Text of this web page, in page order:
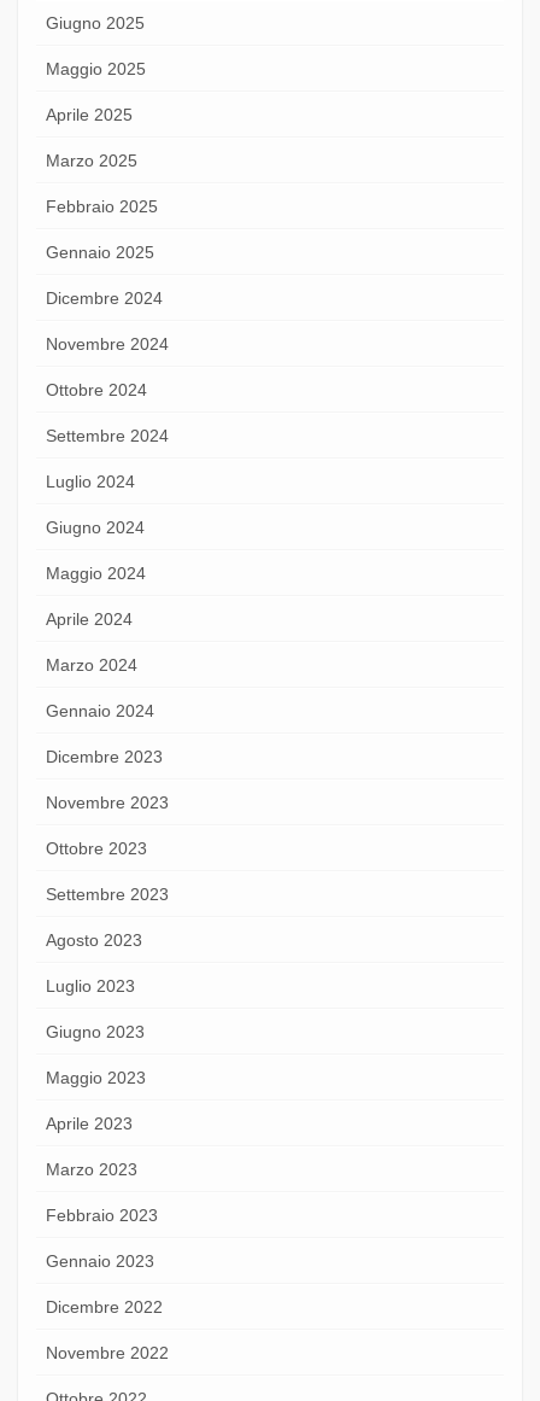
Giugno 2025
Maggio 2025
Aprile 2025
Marzo 2025
Febbraio 2025
Gennaio 2025
Dicembre 2024
Novembre 2024
Ottobre 2024
Settembre 2024
Luglio 2024
Giugno 2024
Maggio 2024
Aprile 2024
Marzo 2024
Gennaio 2024
Dicembre 2023
Novembre 2023
Ottobre 2023
Settembre 2023
Agosto 2023
Luglio 2023
Giugno 2023
Maggio 2023
Aprile 2023
Marzo 2023
Febbraio 2023
Gennaio 2023
Dicembre 2022
Novembre 2022